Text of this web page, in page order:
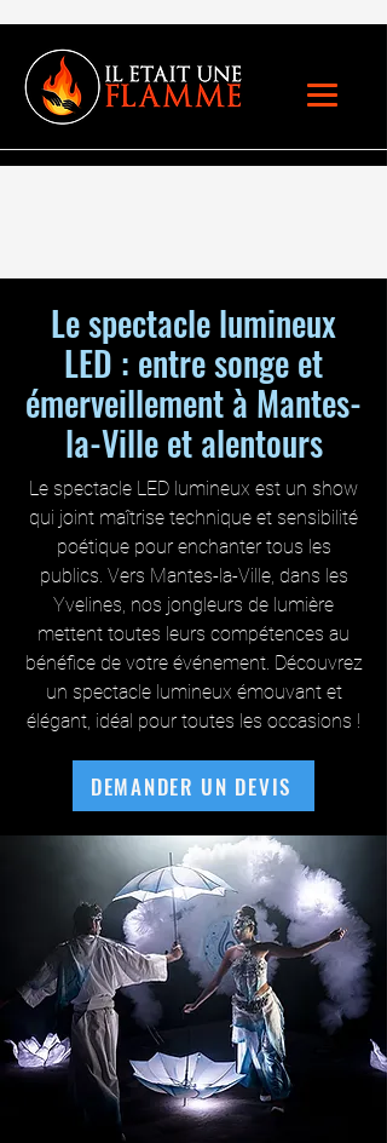
Le spectacle lumineux
LED : entre songe et
émerveillement à Mantes-
la-Ville et alentours
Le spectacle LED lumineux est un show
qui joint maîtrise technique et sensibilité
poétique pour enchanter tous les
publics. Vers Mantes-la-Ville, dans les
Yvelines, nos jongleurs de lumière
mettent toutes leurs compétences au
bénéfice de votre événement. Découvrez
un spectacle lumineux émouvant et
élégant, idéal pour toutes les occasions !
DEMANDER UN DEVIS